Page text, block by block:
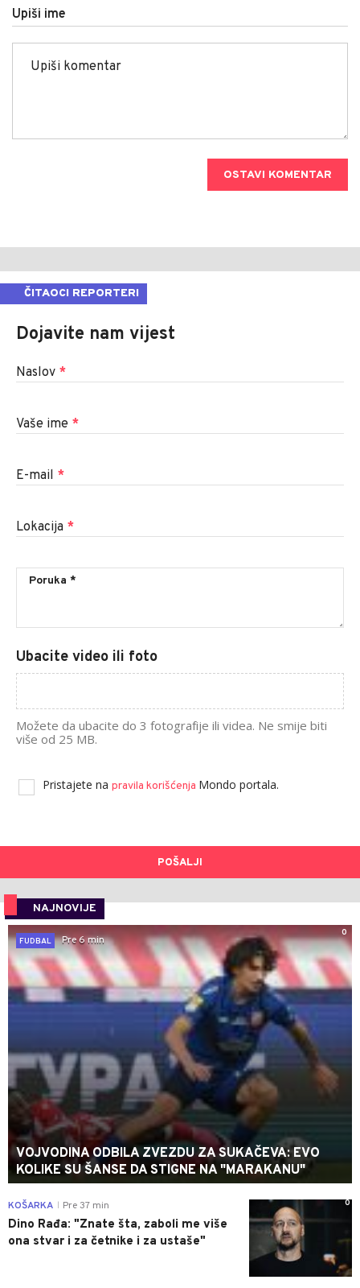
Upiši ime
OSTAVI KOMENTAR
ČITAOCI REPORTERI
Dojavite nam vijest
Naslov *
Vaše ime *
E-mail *
Lokacija *
Ubacite video ili foto
Možete da ubacite do 3 fotografije ili videa. Ne smije biti
više od 25 MB.
Pristajete na pravila korišćenja Mondo portala.
POŠALJI
NAJNOVIJE
0
FUDBAL
Pre 6 min
VOJVODINA ODBILA ZVEZDU ZA SUKAČEVA: EVO
KOLIKE SU ŠANSE DA STIGNE NA "MARAKANU"
0
KOŠARKA Pre 37 min
Dino Rađa: "Znate šta, zaboli me više
ona stvar i za četnike i za ustaše"